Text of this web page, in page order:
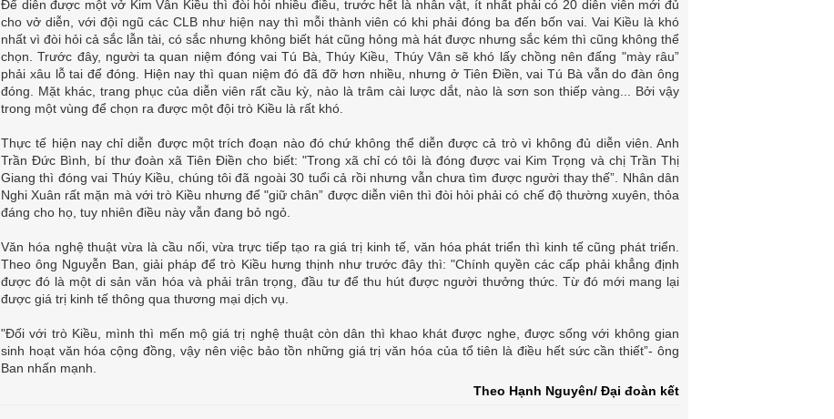
Để diễn được một vở Kim Vân Kiều thì đòi hỏi nhiều điều, trước hết là nhân vật, ít nhất phải có 20 diễn viên mới đủ
cho vở diễn, với đội ngũ các CLB như hiện nay thì mỗi thành viên có khi phải đóng ba đến bốn vai. Vai Kiều là khó
nhất vì đòi hỏi cả sắc lẫn tài, có sắc nhưng không biết hát cũng hỏng mà hát được nhưng sắc kém thì cũng không thể
chọn. Trước đây, người ta quan niệm đóng vai Tú Bà, Thúy Kiều, Thúy Vân sẽ khó lấy chồng nên đấng "mày râu”
phải xâu lỗ tai để đóng. Hiện nay thì quan niệm đó đã đỡ hơn nhiều, nhưng ở Tiên Điền, vai Tú Bà vẫn do đàn ông
đóng. Mặt khác, trang phục của diễn viên rất cầu kỳ, nào là trâm cài lược dắt, nào là sơn son thiếp vàng... Bởi vậy
trong một vùng để chọn ra được một đội trò Kiều là rất khó.
Thực tế hiện nay chỉ diễn được một trích đoạn nào đó chứ không thể diễn được cả trò vì không đủ diễn viên. Anh
Trần Đức Bình, bí thư đoàn xã Tiên Điền cho biết: "Trong xã chỉ có tôi là đóng được vai Kim Trọng và chị Trần Thị
Giang thì đóng vai Thúy Kiều, chúng tôi đã ngoài 30 tuổi cả rồi nhưng vẫn chưa tìm được người thay thế”. Nhân dân
Nghi Xuân rất mặn mà với trò Kiều nhưng để "giữ chân” được diễn viên thì đòi hỏi phải có chế độ thường xuyên, thỏa
đáng cho họ, tuy nhiên điều này vẫn đang bỏ ngỏ.
Văn hóa nghệ thuật vừa là cầu nối, vừa trực tiếp tạo ra giá trị kinh tế, văn hóa phát triển thì kinh tế cũng phát triển.
Theo ông Nguyễn Ban, giải pháp để trò Kiều hưng thịnh như trước đây thì: "Chính quyền các cấp phải khẳng định
được đó là một di sản văn hóa và phải trân trọng, đầu tư để thu hút được người thưởng thức. Từ đó mới mang lại
được giá trị kinh tế thông qua thương mại dịch vụ.
"Đối với trò Kiều, mình thì mến mộ giá trị nghệ thuật còn dân thì khao khát được nghe, được sống với không gian
sinh hoạt văn hóa cộng đồng, vậy nên việc bảo tồn những giá trị văn hóa của tổ tiên là điều hết sức cần thiết”- ông
Ban nhấn mạnh.
Theo Hạnh Nguyên/ Đại đoàn kết